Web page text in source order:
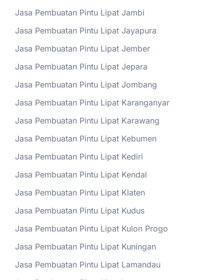
Jasa Pembuatan Pintu Lipat Jambi
Jasa Pembuatan Pintu Lipat Jayapura
Jasa Pembuatan Pintu Lipat Jember
Jasa Pembuatan Pintu Lipat Jepara
Jasa Pembuatan Pintu Lipat Jombang
Jasa Pembuatan Pintu Lipat Karanganyar
Jasa Pembuatan Pintu Lipat Karawang
Jasa Pembuatan Pintu Lipat Kebumen
Jasa Pembuatan Pintu Lipat Kediri
Jasa Pembuatan Pintu Lipat Kendal
Jasa Pembuatan Pintu Lipat Klaten
Jasa Pembuatan Pintu Lipat Kudus
Jasa Pembuatan Pintu Lipat Kulon Progo
Jasa Pembuatan Pintu Lipat Kuningan
Jasa Pembuatan Pintu Lipat Lamandau